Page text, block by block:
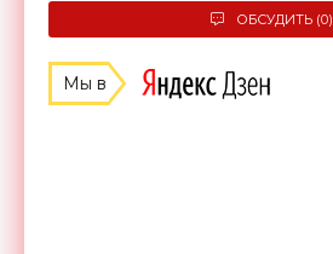
ОБСУДИТЬ (0)
Мы в